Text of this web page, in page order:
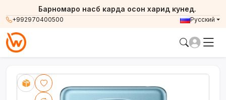
+992970400500
Барномаро насб карда осон харид кунед.
Русский